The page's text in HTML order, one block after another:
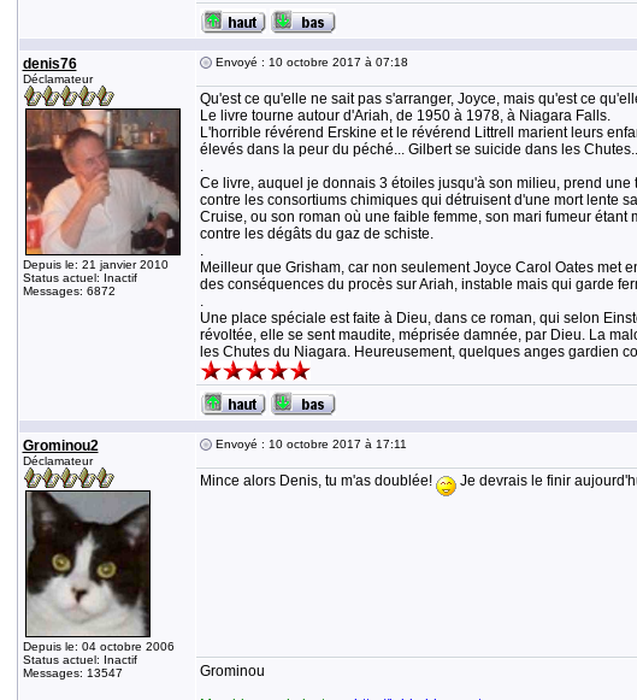
denis76
Déclamateur
Depuis le: 21 janvier 2010
Status actuel: Inactif
Messages: 6872
Envoyé : 10 octobre 2017 à 07:18
Qu'est ce qu'elle ne sait pas s'arranger, Joyce, mais qu'est ce
Le livre tourne autour d'Ariah, de 1950 à 1978, à Niagara Falls.
L'horrible révérend Erskine et le révérend Littrell marient leurs
élevés dans la peur du péché... Gilbert se suicide dans les
.
Ce livre, auquel je donnais 3 étoiles jusqu'à son milieu, prend
contre les consortiums chimiques qui détruisent d'une mort lente
Cruise, ou son roman où une faible femme, son mari fumeur
contre les dégâts du gaz de schiste.
.
Meilleur que Grisham, car non seulement Joyce Carol Oates met
des conséquences du procès sur Ariah, instable mais qui garde
.
Une place spéciale est faite à Dieu, dans ce roman, qui selon
révoltée, elle se sent maudite, méprisée damnée, par Dieu. La
les Chutes du Niagara. Heureusement, quelques anges gardien
Grominou2
Déclamateur
Depuis le: 04 octobre 2006
Status actuel: Inactif
Messages: 13547
Envoyé : 10 octobre 2017 à 17:11
Mince alors Denis, tu m'as doublée! Je devrais le finir
Grominou